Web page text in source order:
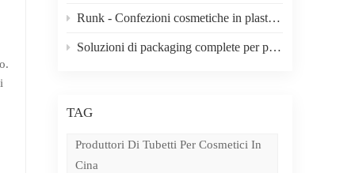
Runk - Confezioni cosmetiche in plastica personalizzate per marchi di prodotti per la cura della pelle.
Soluzioni di packaging complete per prodotti per la cura della pelle, dei capelli e per la bellezza.
TAG
Produttori Di Tubetti Per Cosmetici In
Cina